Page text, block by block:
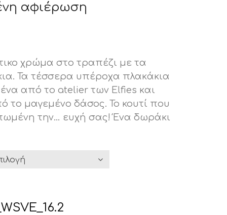
αφιέρωση
χρώμα στο τραπέζι με τα
Τα τέσσερα υπέροχα πλακάκια
από το atelier των Elfies και
το μαγεμένο δάσος. Το κουτί που
την… ευχή σας! Ένα δωράκι